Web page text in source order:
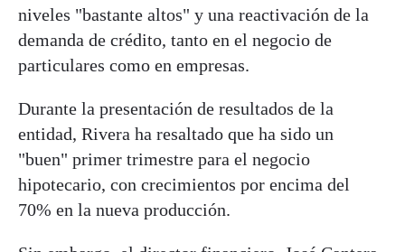
niveles "bastante altos" y una reactivación de la
demanda de crédito, tanto en el negocio de
particulares como en empresas.
Durante la presentación de resultados de la
entidad, Rivera ha resaltado que ha sido un
"buen" primer trimestre para el negocio
hipotecario, con crecimientos por encima del
70% en la nueva producción.